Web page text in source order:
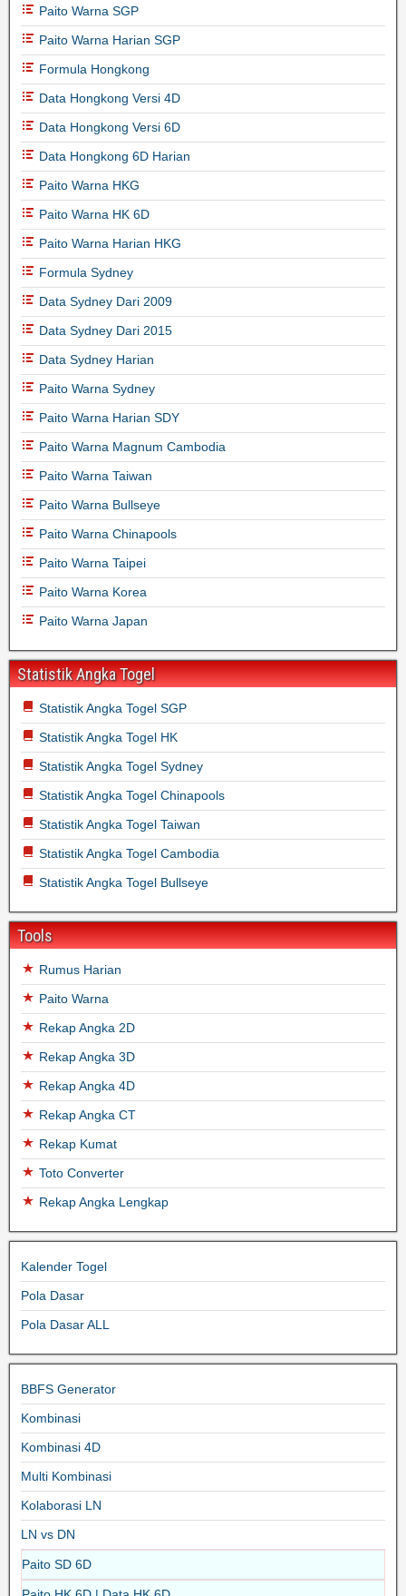
Paito Warna SGP
Paito Warna Harian SGP
Formula Hongkong
Data Hongkong Versi 4D
Data Hongkong Versi 6D
Data Hongkong 6D Harian
Paito Warna HKG
Paito Warna HK 6D
Paito Warna Harian HKG
Formula Sydney
Data Sydney Dari 2009
Data Sydney Dari 2015
Data Sydney Harian
Paito Warna Sydney
Paito Warna Harian SDY
Paito Warna Magnum Cambodia
Paito Warna Taiwan
Paito Warna Bullseye
Paito Warna Chinapools
Paito Warna Taipei
Paito Warna Korea
Paito Warna Japan
Statistik Angka Togel
Statistik Angka Togel SGP
Statistik Angka Togel HK
Statistik Angka Togel Sydney
Statistik Angka Togel Chinapools
Statistik Angka Togel Taiwan
Statistik Angka Togel Cambodia
Statistik Angka Togel Bullseye
Tools
Rumus Harian
Paito Warna
Rekap Angka 2D
Rekap Angka 3D
Rekap Angka 4D
Rekap Angka CT
Rekap Kumat
Toto Converter
Rekap Angka Lengkap
Kalender Togel
Pola Dasar
Pola Dasar ALL
BBFS Generator
Kombinasi
Kombinasi 4D
Multi Kombinasi
Kolaborasi LN
LN vs DN
Paito SD 6D